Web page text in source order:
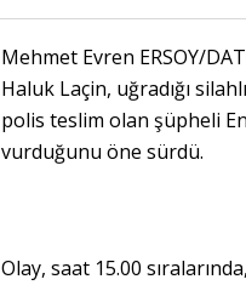
Mehmet Evren ERSOY/
Haluk Laçin, uğradığı
polis teslim olan şüpheli
vurduğunu öne sürdü.
Olay, saat 15.00